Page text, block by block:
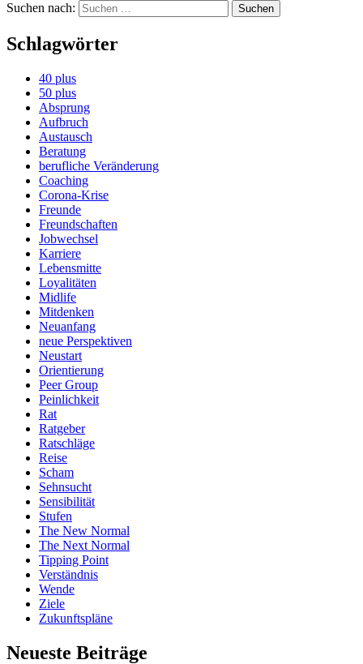
Suchen nach: Suchen
Schlagwörter
40 plus
50 plus
Absprung
Aufbruch
Austausch
Beratung
berufliche Veränderung
Coaching
Corona-Krise
Freunde
Freundschaften
Jobwechsel
Karriere
Lebensmitte
Loyalitäten
Midlife
Mitdenken
Neuanfang
neue Perspektiven
Neustart
Orientierung
Peer Group
Peinlichkeit
Rat
Ratgeber
Ratschläge
Reise
Scham
Sehnsucht
Sensibilität
Stufen
The New Normal
The Next Normal
Tipping Point
Verständnis
Wende
Ziele
Zukunftspläne
Neueste Beiträge